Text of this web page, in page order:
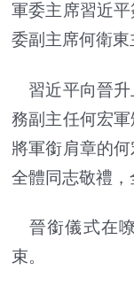
軍委主席習近
委副主席何衛東
習近平向晉升
務副主任何宏
將軍銜肩章的
全體同志敬禮，
晉銜儀式在
束。